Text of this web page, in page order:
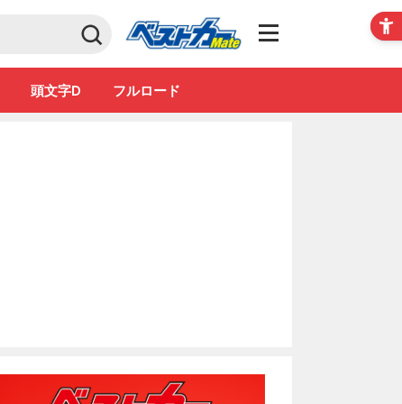
Club
頭文字D フルロード